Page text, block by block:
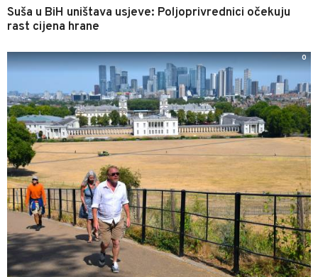
Suša u BiH uništava usjeve: Poljoprivrednici očekuju
rast cijena hrane
0